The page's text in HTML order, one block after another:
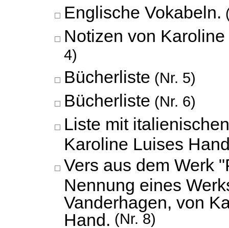
Englische Vokabeln.
Notizen von
4)
Bücherliste (Nr. 5)
Bücherliste (Nr. 6)
Liste mit
Karoline Luises
Vers aus dem Werk
Nennung eines
Vanderhagen, von
Hand.
(Nr. 8)